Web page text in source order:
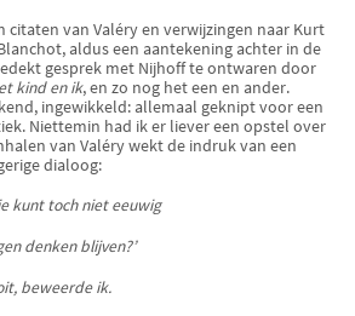
citaten van Valéry en verwijzingen naar Kurt
aldus een aantekening achter in de
gesprek met Nijhoff te ontwaren door
kind en ik, en zo nog het een en ander.
ingewikkeld: allemaal geknipt voor een
Niettemin had ik er liever een opstel over
van Valéry wekt de indruk van een
dialoog:
kunt toch niet eeuwig
denken blijven?’
beweerde ik.